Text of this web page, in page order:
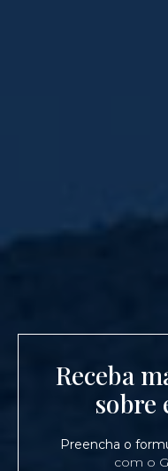
Receba
sobre
Preencha o
com o